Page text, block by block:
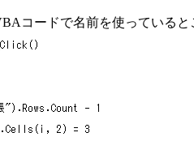
コードで名前を使っていると